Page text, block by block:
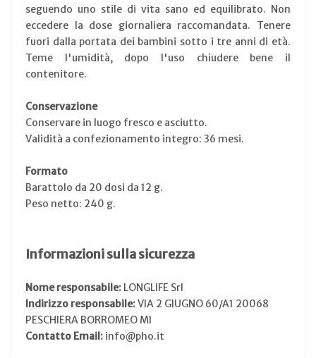
seguendo uno stile di vita sano ed equilibrato. Non
eccedere la dose giornaliera raccomandata. Tenere
fuori dalla portata dei bambini sotto i tre anni di età.
Teme l'umidità, dopo l'uso chiudere bene il
contenitore.
Conservazione
Conservare in luogo fresco e asciutto.
Validità a confezionamento integro: 36 mesi.
Formato
Barattolo da 20 dosi da 12 g.
Peso netto: 240 g.
Informazioni sulla sicurezza
Nome responsabile: LONGLIFE Srl
Indirizzo responsabile:VIA 2 GIUGNO 60/A1 20068
PESCHIERA BORROMEO MI
Contatto Email: info@pho.it